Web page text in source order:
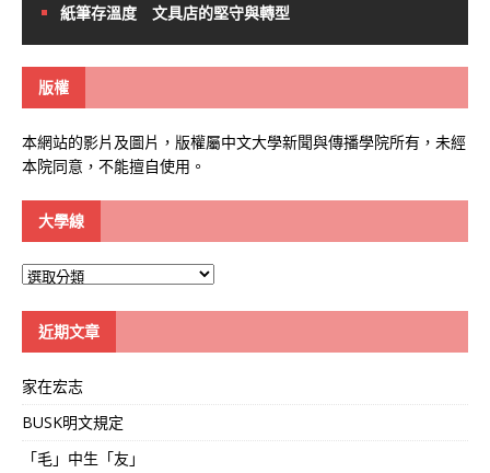
紙筆存溫度 文具店的堅守與轉型
版權
本網站的影片及圖片，版權屬中文大學新聞與傳播學院所有，未經
本院同意，不能擅自使用。
大學線
大
近期文章
家在宏志
BUSK明文規定
「毛」中生「友」